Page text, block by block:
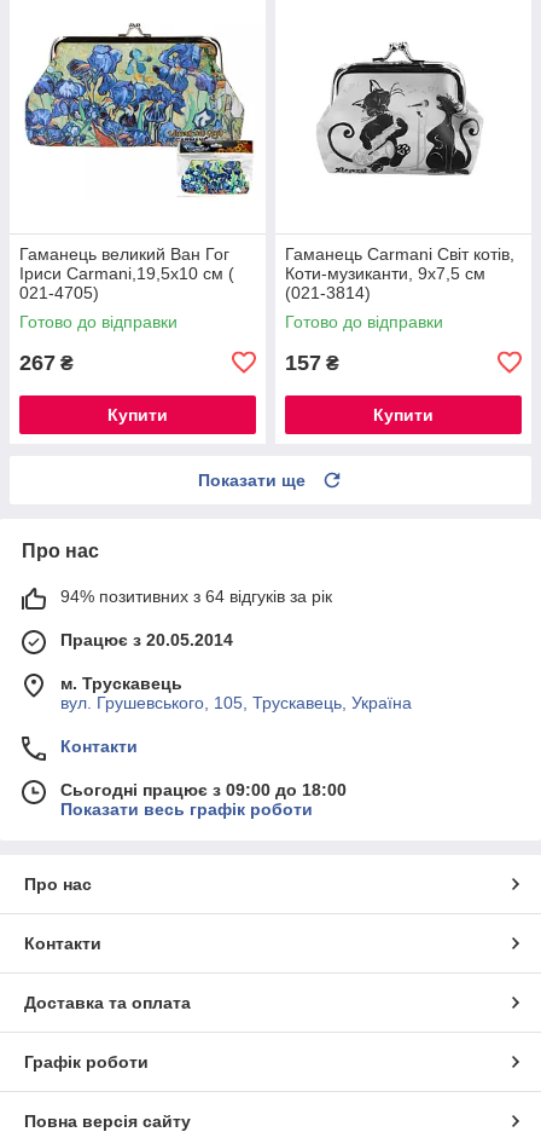
Гаманець великий Ван Гог
Іриси Carmani,19,5x10 см (
021-4705)
Готово до відправки
267 ₴
Купити
Гаманець Carmani Світ котів,
Коти-музиканти, 9х7,5 см
(021-3814)
Готово до відправки
157 ₴
Купити
Показати ще
Про нас
94% позитивних з 64 відгуків за рік
Працює з 20.05.2014
м. Трускавець
вул. Грушевського, 105, Трускавець, Україна
Контакти
Сьогодні працює з 09:00 до 18:00
Показати весь графік роботи
Про нас
Контакти
Доставка та оплата
Графік роботи
Повна версія сайту